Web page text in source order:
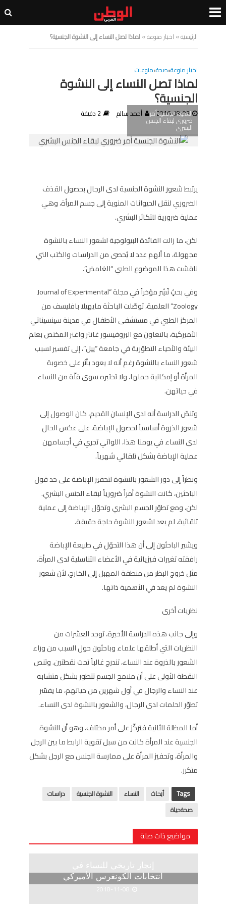
الرئيسية» اخبار منوعة»لماذا تصل النساء إلى النشوة الجنسية؟
اخبار منوعة•صحة•منوعات
لماذا تصل النساء إلى النشوة
الجنسية؟
2016-08-03 أحمد سالم 2 دقيقة النشوة الجنسية أمر
ضروري لبقاء الجنس
البشري
يرتبط شعور النشوة الجنسية لدى الرجال بحصول القذف
الضروري لنقل الحيوانات المنوية إلى جسم المرأة، وهي
عملية ضرورية للتكاثر البشري.
لكن، ما زالت الفائدة البيولوجية لشعور النساء بالنشوة
مجهولة، ما ألهم عدد لا يُحصى من الدراسات والكتب التي
ناقشت هذا الموضوع الطبي “الغامض”.
وفي بحثٍ نُشِر مؤخراً في مجلة “Journal of Experimental
Zoology” العلمية، توصّلت الباحثة مايهيلا بافليسف من
المركز الطبي في مستشفى الأطفال في مدينة سينسيناتي
الأميركية، بالتعاون مع البروفيسور غانتر واغنر المختص بعلم
البيئة والأحياء التطوّرية في جامعة “ييل”، إلى تفسير لسبب
شعور النساء بالنشوة رغم أنه لا يعود بأثر على خصوبة
المرأة أو إمكانية حملها، ولا تختبره سوى قلّة من النساء
في حياتهن.
وتنصّ الدراسة أنه لدى الإنسان القديم، كان الوصول إلى
شعور الذروة أساسياً لحصول الإباضة، على عكس الحال
لدى النساء في يومنا هذا، اللواتي تجري في أجسامهن
عملية الإباضة بشكل تلقائي شهرياً.
ونظراً إلى دور الشعور بالنشوة لتحفيز الإباضة على حد قول
الباحثين، كانت النشوة أمراً ضرورياً لبقاء الجنس البشري.
لكن، ومع تطوّر الجسم البشري وتحوّل الإباضة إلى عملية
تلقائية، لم يعد لشعور النشوة حاجة حقيقة.
ويشير الباحثون إلى أن هذا التحوّل في طبيعة الإباضة
رافقته تغيرات فيزيائية في الأعضاء التناسلية لدى المرأة،
مثل خروج البظر من منطقة المهبل إلى الخارج، لأن شعور
النشوة لم يعد في الأهمية ذاتها.
نظريات أخرى
وإلى جانب هذه الدراسة الأخيرة، توجد العشرات من
النظريات التي أطلقها علماء وباحثون حول السبب من وراء
الشعور بالذروة عند النساء، تندرج غالباً تحت نقطتين. وتنص
النقطة الأولى على أن ملامح الجسم تتطور بشكل متشابه
عند النساء والرجال في أول شهرين من حياتهم، ما يفسّر
تطوّر الحلمات لدى الرجال، والشعور بالنشوة لدى النساء.
أما المظلة الثانية فتركّز على أمر مختلف، وهو أن النشوة
الجنسية عند المرأة كانت من سبل تقوية الرابط ما بين الرجل
والمرأة، وتحفيز المرأة على ممارسة الجنس مع الرجل بشكل
متكرر.
Tags أبحاث النساء النشوة الجنسية
دراسات
صحةحياة
مواضيع ذات صلة
إنجاز تاريخي للنساء في
انتخابات الكونغرس الأميركي
2018-11-08